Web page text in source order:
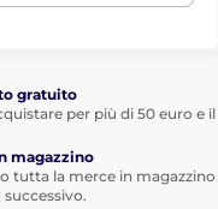
gratuito
per più di 50 euro e
magazzino
tutta la merce in